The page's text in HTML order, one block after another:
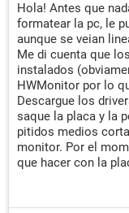
Hola! Antes que
formatear la pc, le
aunque se veian
Me di cuenta que
instalados
HWMonitor por lo
Descargue los
saque la placa y la
pitidos medios
monitor. Por el
que hacer con la